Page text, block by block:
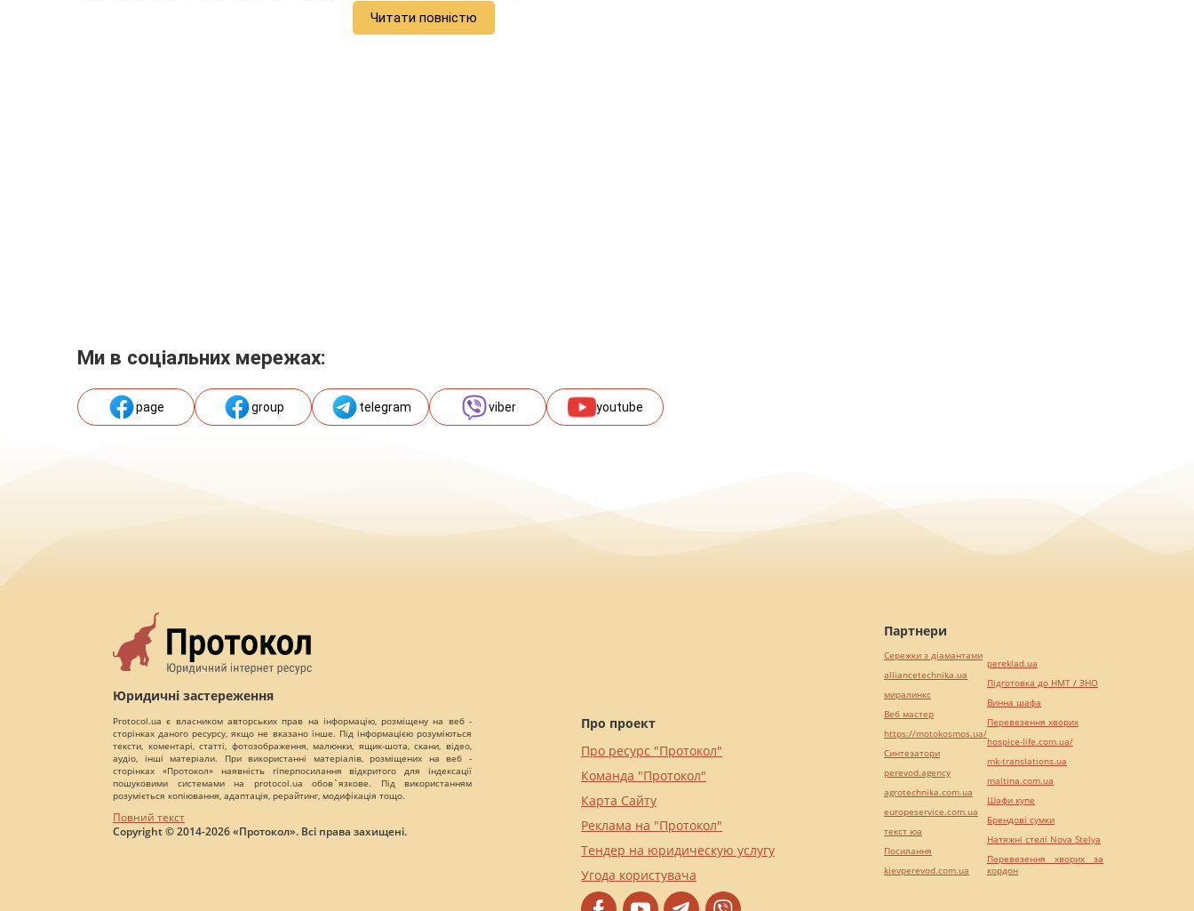
Читати повністю
Ми в соціальних мережах:
page group telegram viber youtube
Юридичні застереження
Protocol.ua є власником авторських прав на інформацію, розміщену на веб -
сторінках даного ресурсу, якщо не вказано інше. Під інформацією розуміються
тексти, коментарі, статті, фотозображення, малюнки, ящик-шота, скани, відео,
аудіо, інші матеріали. При використанні матеріалів, розміщених на веб -
сторінках «Протокол» наявність гіперпосилання відкритого для індексації
пошуковими системами на protocol.ua обов`язкове. Під використанням
розуміється копіювання, адаптація, рерайтинг, модифікація тощо.
Повний текст
Copyright © 2014-2026 «Протокол». Всі права захищені.
Про проект
Про ресурс "Протокол"
Команда "Протокол"
Карта Сайту
Реклама на "Протокол"
Тендер на юридическую услугу
Угода користувача
Партнери
Сережки з діамантами
alliancetechnika.ua
миралинкс
Веб мастер
https://motokosmos.ua/
Синтезатори
perevod.agency
agrotechnika.com.ua
europeservice.com.ua
текст юа
Посилання
kievperevod.com.ua
pereklad.ua
Підготовка до НМТ / ЗНО
Винна шафа
Перевезення хворих
hospice-life.com.ua/
mk-translations.ua
maltina.com.ua
Шафи купе
Брендові сумки
Натяжні стелі Nova Stelya
Перевезення хворих за
кордон